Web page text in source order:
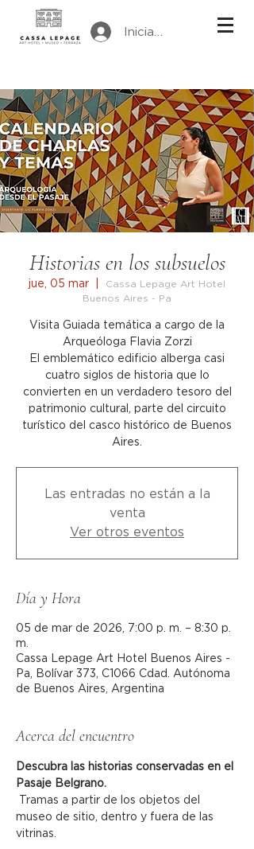
Iniciar sesión
Historias en los subsuelos
jue, 05 mar
Cassa Lepage Art Hotel
Buenos Aires - Pa
Visita Guiada temática a cargo de la
Arqueóloga Flavia Zorzi
El emblemático edificio alberga casi
cuatro siglos de historia que lo
convierten en un verdadero tesoro del
patrimonio cultural, parte del circuito
turístico del casco histórico de Buenos
Aires.
Las entradas no están a la
venta
Ver otros eventos
Día y Hora
05 de mar de 2026, 7:00 p. m. – 8:30 p.
m.
Cassa Lepage Art Hotel Buenos Aires -
Pa, Bolívar 373, C1066 Cdad. Autónoma
de Buenos Aires, Argentina
Acerca del encuentro
Descubra las historias conservadas en el
Pasaje Belgrano.
museo de sitio, dentro y fuera de las
vitrinas.